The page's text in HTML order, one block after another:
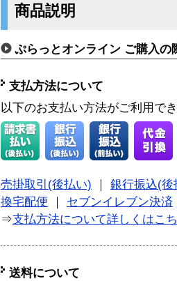
商品説明
ぷらっとオンライン ご購入の
支払方法について
以下のお支払い方法がご利用で
売掛取引(後払い)
銀行振込(後
換宅配便
セブンイレブン決済
⇒支払方法について詳しくはこ
送料について